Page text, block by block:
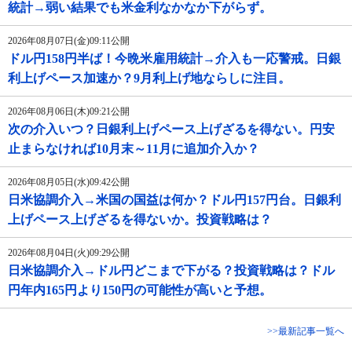
統計→弱い結果でも米金利なかなか下がらず。
2026年08月07日(金)09:11公開
ドル円158円半ば！今晩米雇用統計→介入も一応警戒。日銀
利上げペース加速か？9月利上げ地ならしに注目。
2026年08月06日(木)09:21公開
次の介入いつ？日銀利上げペース上げざるを得ない。円安
止まらなければ10月末～11月に追加介入か？
2026年08月05日(水)09:42公開
日米協調介入→米国の国益は何か？ドル円157円台。日銀利
上げペース上げざるを得ないか。投資戦略は？
2026年08月04日(火)09:29公開
日米協調介入→ドル円どこまで下がる？投資戦略は？ドル
円年内165円より150円の可能性が高いと予想。
>>最新記事一覧へ